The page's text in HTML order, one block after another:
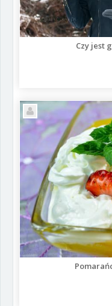
Czy jest